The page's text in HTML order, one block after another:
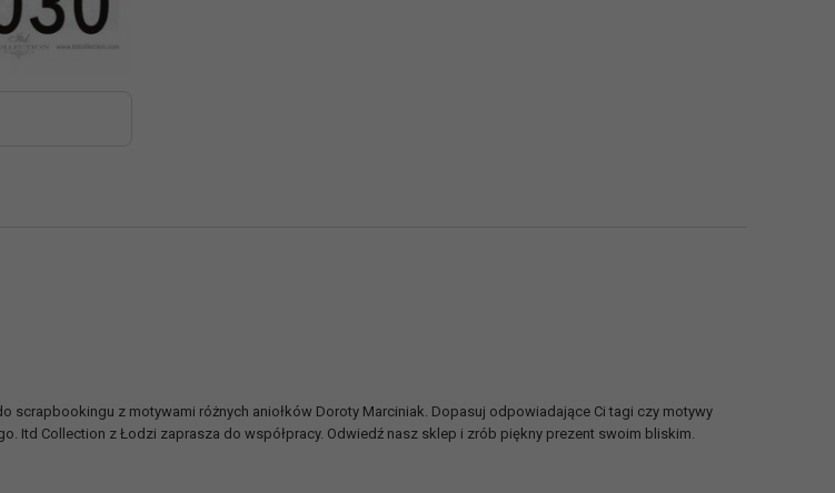
scrapbookingu z motywami różnych aniołków Doroty Marciniak. Dopasuj odpowiadające Ci tagi czy motywy
Itd Collection z Łodzi zaprasza do współpracy. Odwiedź nasz sklep i zrób piękny prezent swoim bliskim.